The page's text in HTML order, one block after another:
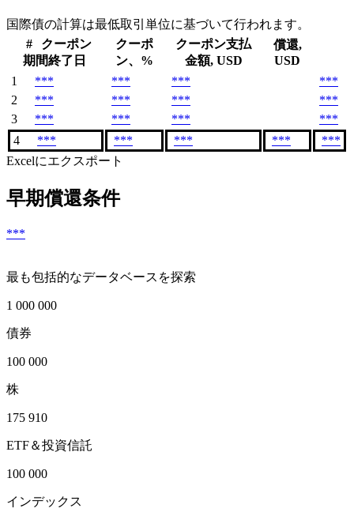
国際債の計算は最低取引単位に基づいて行われます。
#
クーポン
期間終了日
クーポ
ン、%
クーポン支払
金額, USD
償還,
USD
1
*** *** ***
***
2
*** *** ***
***
3
*** *** ***
***
4
*** *** *** ***
***
Excelにエクスポート
早期償還条件
***
最も包括的なデータベースを探索
1 000 000
債券
100 000
株
175 910
ETF＆投資信託
100 000
インデックス